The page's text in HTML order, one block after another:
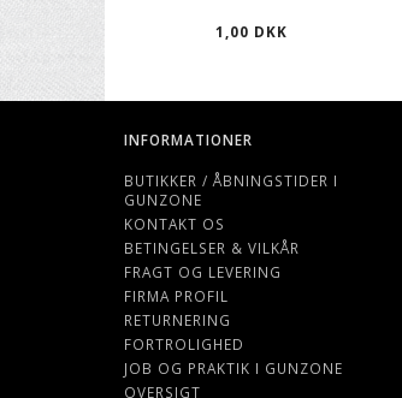
1,00 DKK
INFORMATIONER
BUTIKKER / ÅBNINGSTIDER I
GUNZONE
KONTAKT OS
BETINGELSER & VILKÅR
FRAGT OG LEVERING
FIRMA PROFIL
RETURNERING
FORTROLIGHED
JOB OG PRAKTIK I GUNZONE
OVERSIGT